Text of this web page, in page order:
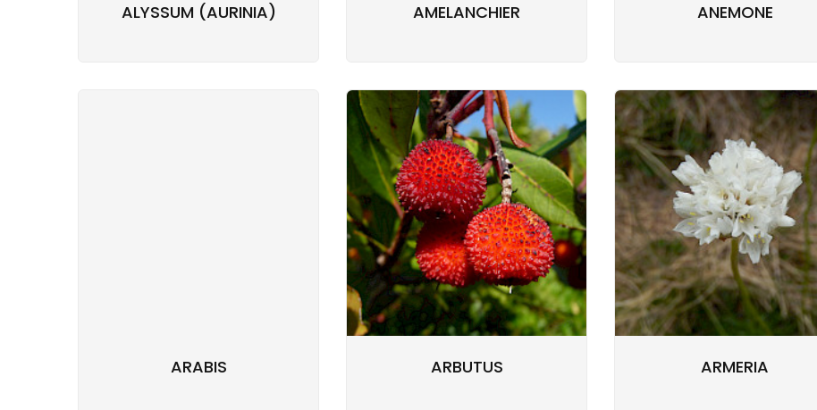
ALYSSUM (AURINIA) AMELANCHIER ANEMONE
ARABIS ARBUTUS ARMERIA